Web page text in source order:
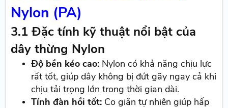
Nylon (PA)
3.1 Đặc tính kỹ thuật nổi bật của
dây thừng Nylon
Độ bền kéo cao: Nylon có khả năng chịu lực
rất tốt, giúp dây không bị đứt gãy ngay cả khi
chịu tải trọng lớn trong thời gian dài.
Tính đàn hồi tốt: Co giãn tự nhiên giúp hấp